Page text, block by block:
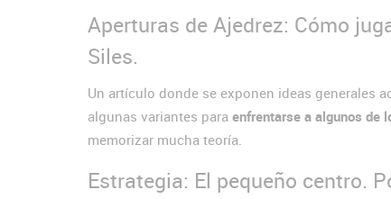
Aperturas de Ajedrez: Cómo
Siles.
Un artículo donde se exponen ideas generales
algunas variantes para enfrentarse a algunos de
memorizar mucha teoría.
Estrategia: El pequeño centro.